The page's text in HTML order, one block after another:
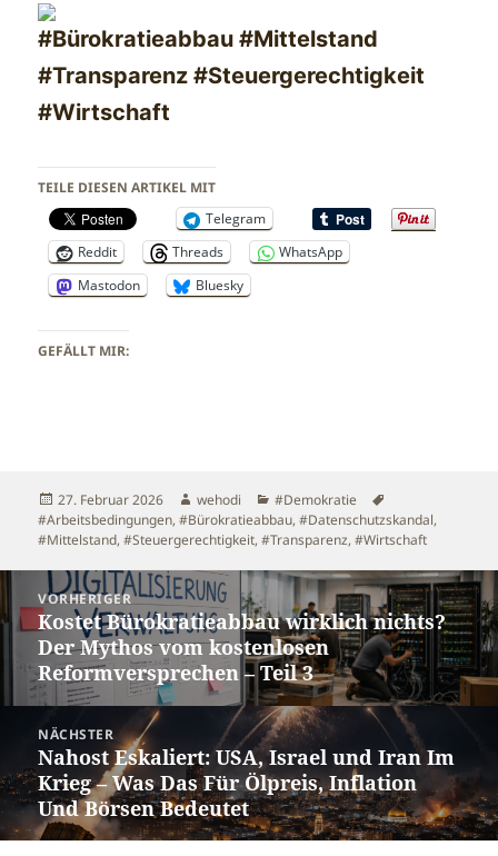
#Bürokratieabbau #Mittelstand
#Transparenz #Steuergerechtigkeit
#Wirtschaft
TEILE DIESEN ARTIKEL MIT
Telegram
Reddit
Threads
WhatsApp
Mastodon
Bluesky
GEFÄLLT MIR:
Veröffentlicht
am
27. Februar 2026 Autor
wehodi Kategorien
#Demokratie
#Arbeitsbedingungen,#Bürokratieabbau,#Datenschutzskandal,
#Mittelstand,#Steuergerechtigkeit,#Transparenz,#Wirtschaft
Beitragsnavigation
VORHERIGER
Vorheriger
Beitrag:
Kostet Bürokratieabbau wirklich nichts?
Der Mythos vom kostenlosen
Reformversprechen – Teil 3
NÄCHSTER
Nächster
Beitrag:
Nahost Eskaliert: USA, Israel und Iran Im
Krieg – Was Das Für Ölpreis, Inflation
Und Börsen Bedeutet